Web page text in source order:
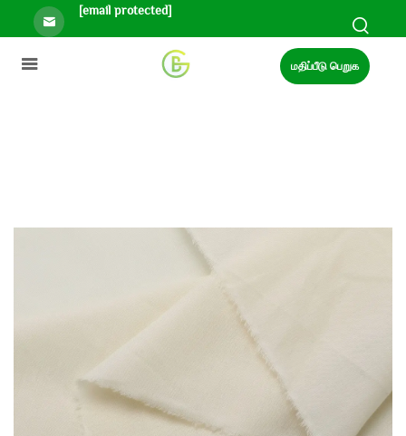
[email protected]
மதிப்பீடு பெறுக